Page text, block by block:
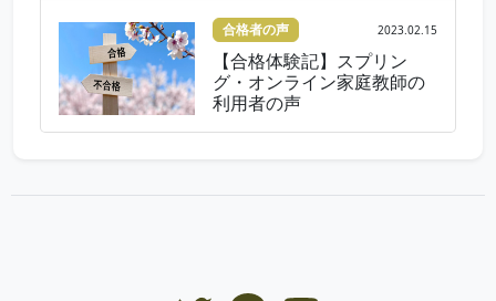
合格者の声 2023.02.15
【合格体験記】スプリン
グ・オンライン家庭教師の
利用者の声